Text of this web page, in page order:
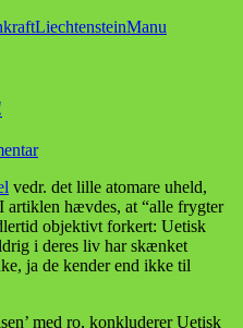
LiechtensteinManu
vedr. det lille atomare uheld,
artiklen hævdes, at “alle frygter
objektivt forkert: Uetisk
i deres liv har skænket
ja de kender end ikke til
med ro, konkluderer Uetisk